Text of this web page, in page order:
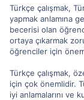
Türkçe çalışmak,
yapmak anlamına
becerisi olan
ortaya çıkarmak
öğrenciler için
Türkçe çalışmak,
için çok önemlidir.
iyi anlamalarını ve